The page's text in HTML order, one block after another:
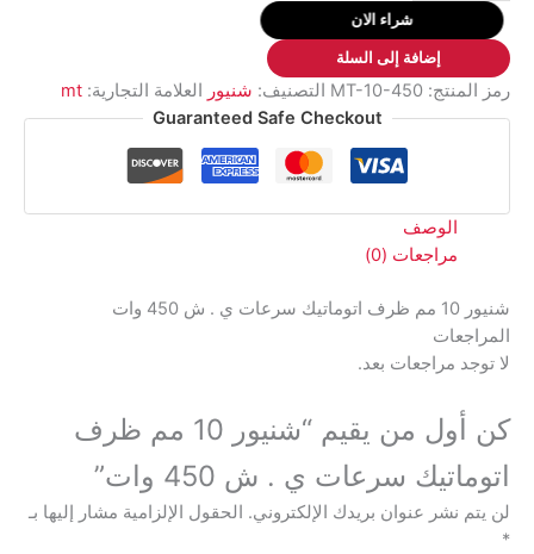
10
مم
ظرف
اتوماتيك
سرعات
شراء الان
إضافة إلى السلة
رمز المنتج: MT-10-450 التصنيف: شنيور العلامة التجارية: mt
Guaranteed Safe Checkout
الوصف
مراجعات (0)
شنيور 10 مم ظرف اتوماتيك سرعات ي . ش 450 وات
المراجعات
لا توجد مراجعات بعد.
كن أول من يقيم “شنيور 10 مم ظرف
اتوماتيك سرعات ي . ش 450 وات”
لن يتم نشر عنوان بريدك الإلكتروني. الحقول الإلزامية مشار إليها بـ
*